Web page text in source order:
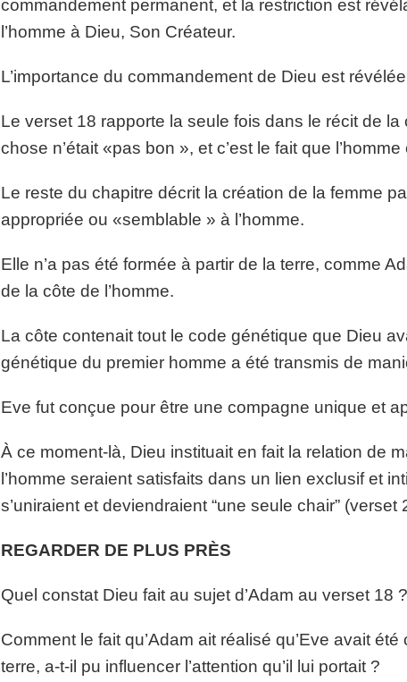
commandement permanent, et la restriction est
l’homme à Dieu, Son Créateur.
L’importance du commandement de Dieu est
Le verset 18 rapporte la seule fois dans le récit de
chose n’était «pas bon », et c’est le fait que l’homme
Le reste du chapitre décrit la création de la femme
appropriée ou «semblable » à l’homme.
Elle n’a pas été formée à partir de la terre, comme
de la côte de l’homme.
La côte contenait tout le code génétique que Dieu
génétique du premier homme a été transmis de
Eve fut conçue pour être une compagne unique et
À ce moment-là, Dieu instituait en fait la relation de
l’homme seraient satisfaits dans un lien exclusif et
s’uniraient et deviendraient “une seule chair” (verset
REGARDER DE PLUS PRÈS
Quel constat Dieu fait au sujet d’Adam au verset 18 ?
Comment le fait qu’Adam ait réalisé qu’Eve avait
terre, a-t-il pu influencer l’attention qu’il lui portait ?